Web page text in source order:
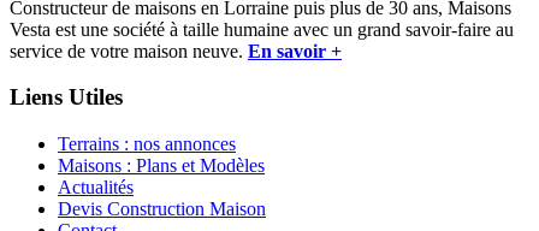
Constructeur de maisons en Lorraine puis plus de 30 ans, Maisons
Vesta est une société à taille humaine avec un grand savoir-faire au
service de votre maison neuve. En savoir +
Liens Utiles
Terrains : nos annonces
Maisons : Plans et Modèles
Actualités
Devis Construction Maison